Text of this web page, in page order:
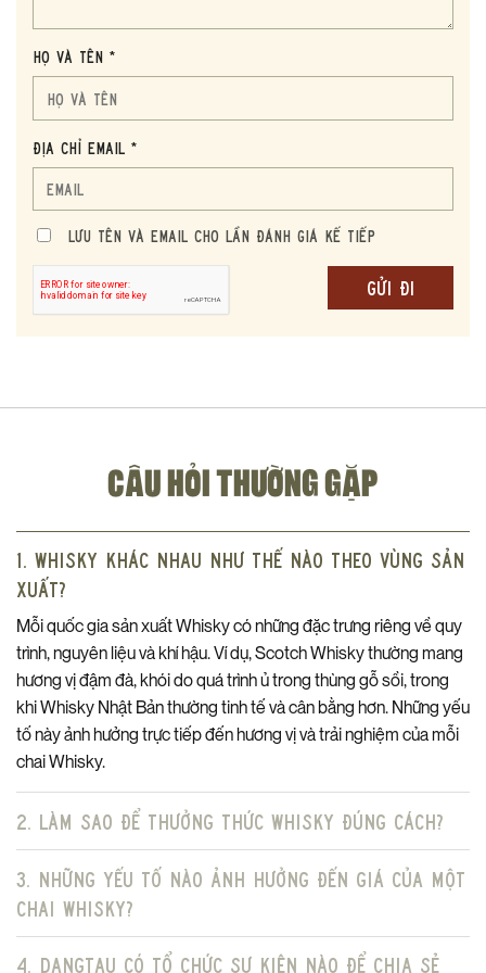
The Connoisseurs’ Edition luôn được nhiều người săn đón nhờ
mạnh mẽ, tạo nên sức hút đặc biệt cho giới sành whisky.
TRẢI NGHIỆM HƯƠNG VỊ ĐA DẠNG
Mùi hương
Khi đưa ly rượu lên, một thế giới hương thơm phức tạp và đầy
mê hoặc dần hé mở. Hương lê chín ngọt ngào len lỏi nhẹ nhàng,
hòa quyện cùng sắc thái tươi mát của quả lựu, tạo nên cảm giác
vừa thanh thoát vừa quyến rũ.
Tiếp theo, tầng hương dần gợi mở sâu hơn với sự xuất hiện của
chocolate đen, mang đến nét đắng nhẹ tinh tế, cân bằng hoàn
hảo với vị ngọt tự nhiên của mật ong.
Tất cả được bao bọc trong hương gỗ sồi sherry, trầm ấm và
thanh lịch, làm nổi bật sự trưởng thành của dòng whisky này.
Lớp vị đầu tiên mở ra với độ ngọt tinh tế của trái cây chín, phảng
phất chút mật ong dịu nhẹ. Ngay sau đó, vị cay nồng của quế và
hạt tiêu dần xuất hiện, tạo sự kích thích đầy thú vị. Các lớp vị hòa
quyện trong hương gỗ sồi sherry, mang lại kết thúc đầy ấm áp.
Họ và tên *
Địa chỉ Email *
Lưu Tên và Email cho lần đánh giá kế tiếp
CÂU HỎI THƯỜNG GẶP
1. Whisky khác nhau như thế nào theo vùng sản
xuất?
Mỗi quốc gia sản xuất Whisky có những đặc trưng riêng về quy
trình, nguyên liệu và khí hậu. Ví dụ, Scotch Whisky thường mang
hương vị đậm đà, khói do quá trình ủ trong thùng gỗ sồi, trong
khi Whisky Nhật Bản thường tinh tế và cân bằng hơn. Những yếu
tố này ảnh hưởng trực tiếp đến hương vị và trải nghiệm của mỗi
chai Whisky.
2. Làm sao để thưởng thức Whisky đúng cách?
3. Những yếu tố nào ảnh hưởng đến giá của một
chai Whisky?
4. DangTau có tổ chức sự kiện nào để chia sẻ